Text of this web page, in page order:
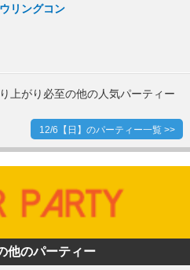
リングコン
上がり必至の他の人気パーティー
12/6【日】のパーティー一覧 >>
他のパーティー